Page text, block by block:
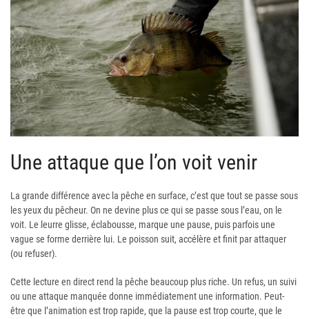
Une attaque que l’on voit venir
La grande différence avec la pêche en surface, c’est que tout se passe sous
les yeux du pêcheur. On ne devine plus ce qui se passe sous l’eau, on le
voit. Le leurre glisse, éclabousse, marque une pause, puis parfois une
vague se forme derrière lui. Le poisson suit, accélère et finit par attaquer
(ou refuser).
Cette lecture en direct rend la pêche beaucoup plus riche. Un refus, un suivi
ou une attaque manquée donne immédiatement une information. Peut-
être que l’animation est trop rapide, que la pause est trop courte, que le